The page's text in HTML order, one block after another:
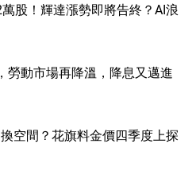
股！輝達漲勢即將告終？AI浪
勞動市場再降溫，降息又邁進
空間？花旗料金價四季度上探